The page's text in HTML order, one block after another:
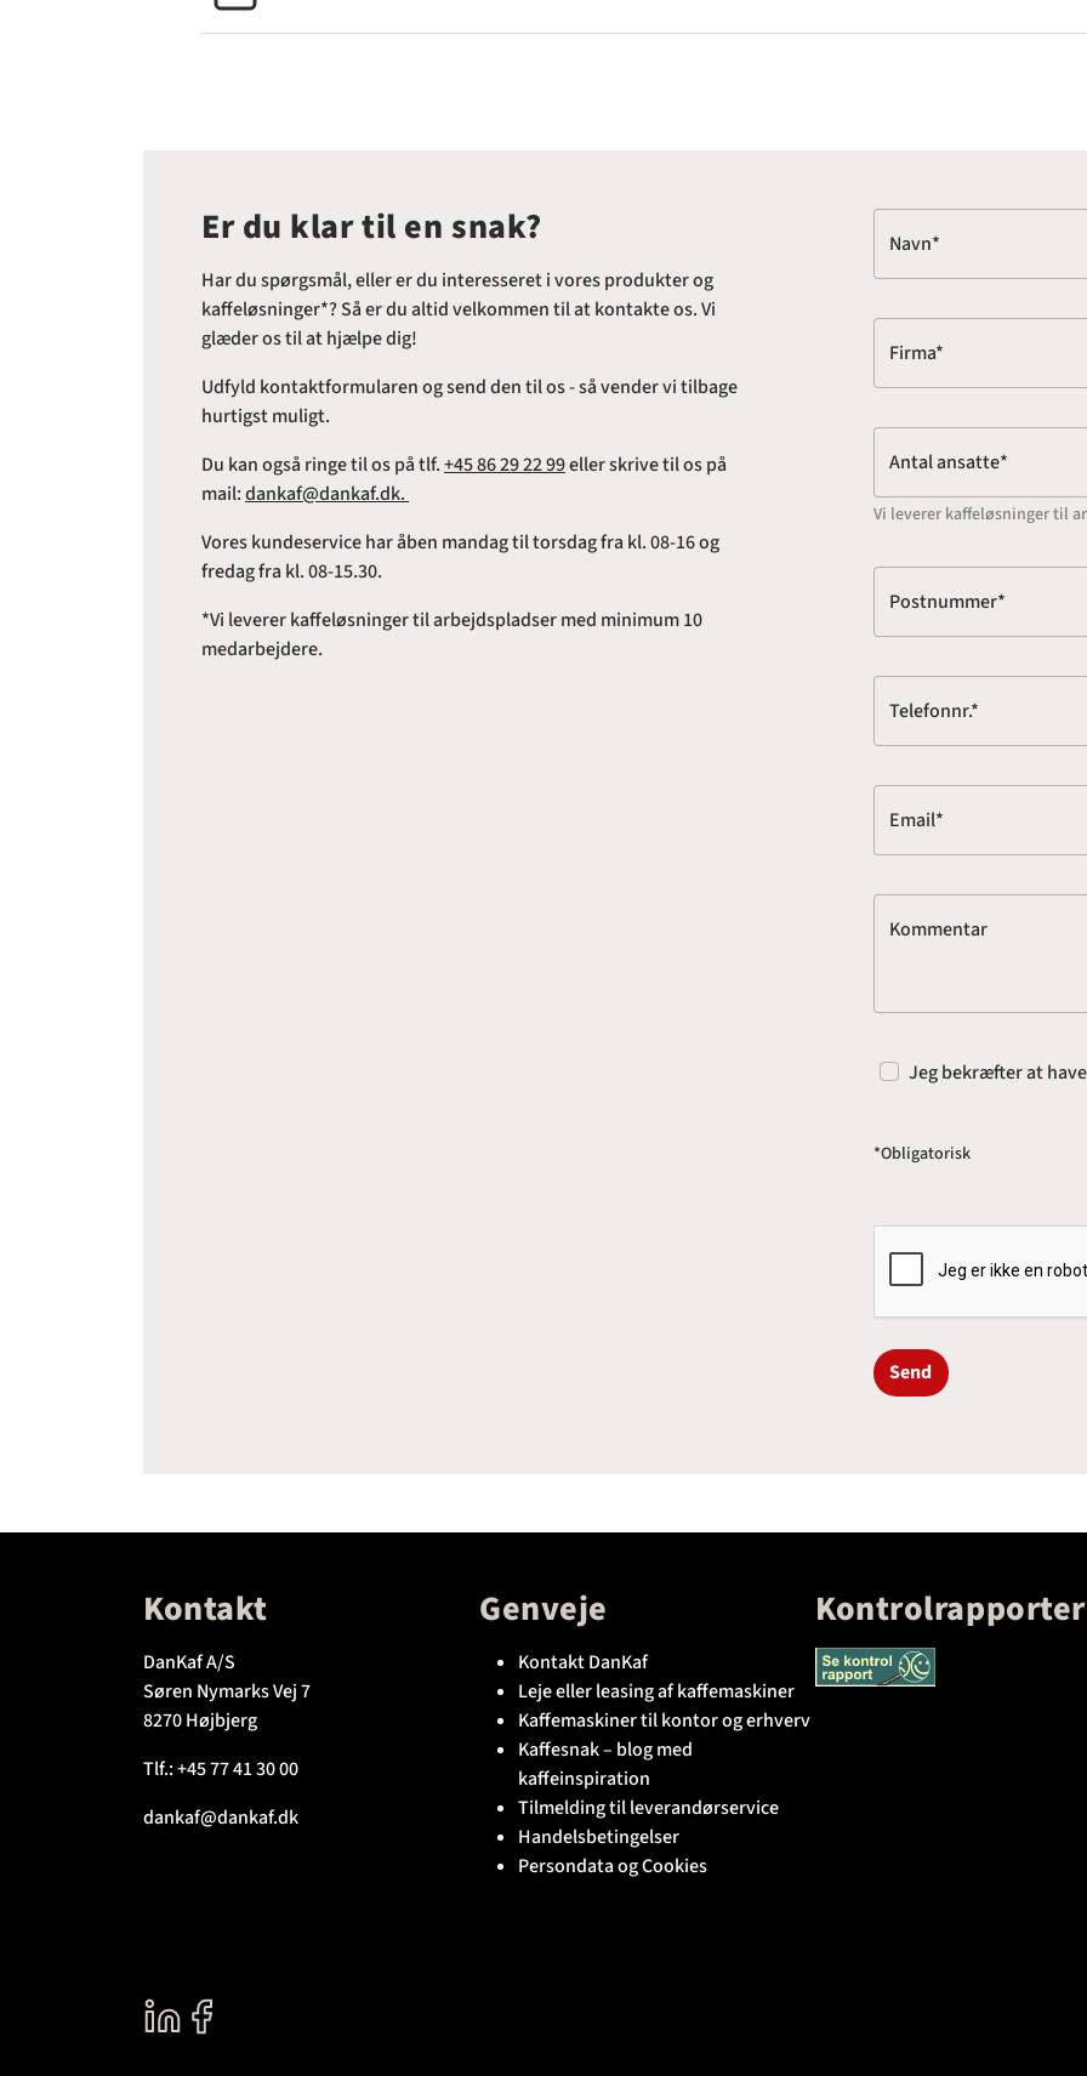
Er du klar til en snak?
Har du spørgsmål, eller er du interesseret i vores produkter og
kaffeløsninger*? Så er du altid velkommen til at kontakte os. Vi
glæder os til at hjælpe dig!
Udfyld kontaktformularen og send den til os - så vender vi tilbage
hurtigst muligt.
Du kan også ringe til os på tlf.+45 86 29 22 99eller skrive til os på
mail:dankaf@dankaf.dk.
Vores kundeservice har åben mandag til torsdag fra kl. 08-16 og
fredag fra kl. 08-15.30.
*Vi leverer kaffeløsninger til arbejdspladser med minimum 10
medarbejdere.
Navn*
Firma*
Antal ansatte*
Vi leverer kaffeløsninger til
Postnummer*
Telefonnr.*
Email*
Kommentar
Jeg bekræfter at
*Obligatorisk
Send
Kontakt
DanKaf A/S
Søren Nymarks Vej 7
8270 Højbjerg
Tlf.:+45 77 41 30 00
dankaf@dankaf.dk
Genveje
Kontakt DanKaf
Leje eller leasing af kaffemaskiner
Kaffemaskiner til kontor og erhverv
Kaffesnak – blog med
kaffeinspiration
Tilmelding til leverandørservice
Handelsbetingelser
Persondata og Cookies
Kontrolrapporter